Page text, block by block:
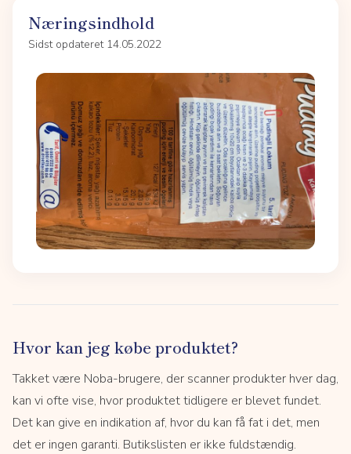
Næringsindhold
Sidst opdateret 14.05.2022
Hvor kan jeg købe produktet?
Takket være Noba-brugere, der scanner produkter hver dag,
kan vi ofte vise, hvor produktet tidligere er blevet fundet.
Det kan give en indikation af, hvor du kan få fat i det, men
det er ingen garanti. Butikslisten er ikke fuldstændig.